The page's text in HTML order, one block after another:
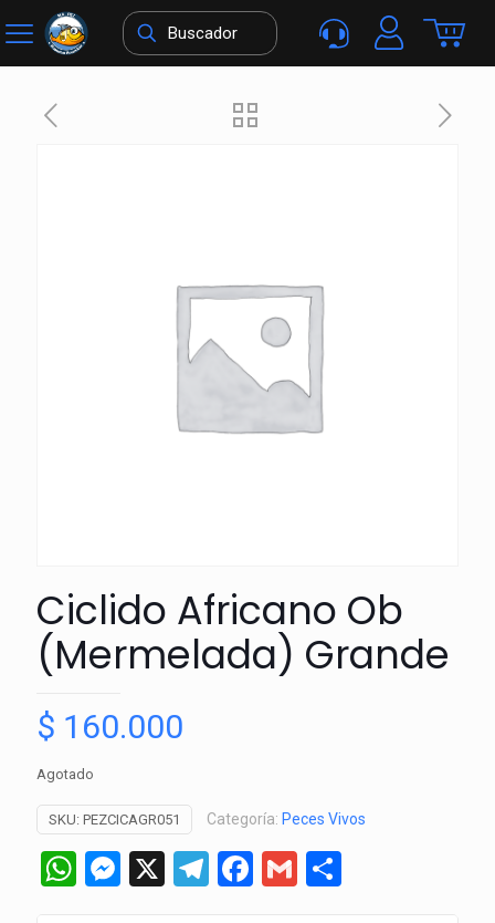
Ciclido Africano Ob
(Mermelada) Grande
$ 160.000
Agotado
SKU: PEZCICAGR051 Categoría: Peces Vivos
WhatsApp
Messenger
X Telegram
Facebook
Gmail